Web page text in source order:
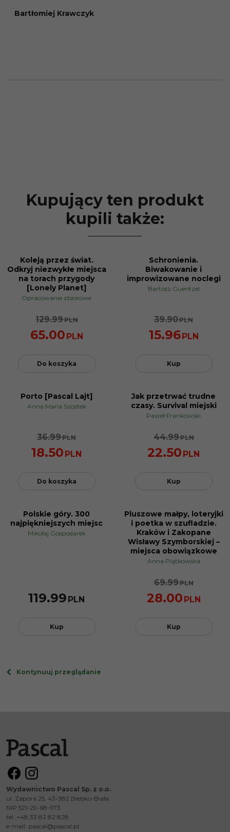
Bartłomiej Krawczyk
Kupujący ten produkt
kupili także:
PROMOCJA
Koleją przez świat.
Odkryj niezwykłe miejsca
na torach przygody
[Lonely Planet]
Opracowanie zbiorowe
129.99PLN
65.00 PLN
Do koszyka
PROMOCJA
Schronienia.
Biwakowanie i
improwizowane noclegi
Bartosz Guentzel
39.90PLN
15.96PLN
Kup
Porto [Pascal Lajt]
Anna Maria Szostek
36.99PLN
18.50 PLN
Do koszyka
PROMOCJA
Jak przetrwać trudne
czasy. Survival miejski
Paweł Frankowski
44.99PLN
22.50 PLN
Kup
Polskie góry. 300
najpiękniejszych miejsc
Mikołaj Gospodarek
119.99 PLN
Kup
PROMOCJA
Pluszowe małpy, loteryjki
i poetka w szufladzie.
Kraków i Zakopane
Wisławy Szymborskiej –
miejsca obowiązkowe
Anna Piątkowska
69.99PLN
28.00 PLN
Kup
Kontynuuj przeglądanie
Wydawnictwo Pascal Sp. z o.o.
ul. Zapora 25, 43-382 Bielsko-Biała
NIP 521-29-68-973
tel. +48 33 82 82 828
e-mail: pascal@pascal.pl